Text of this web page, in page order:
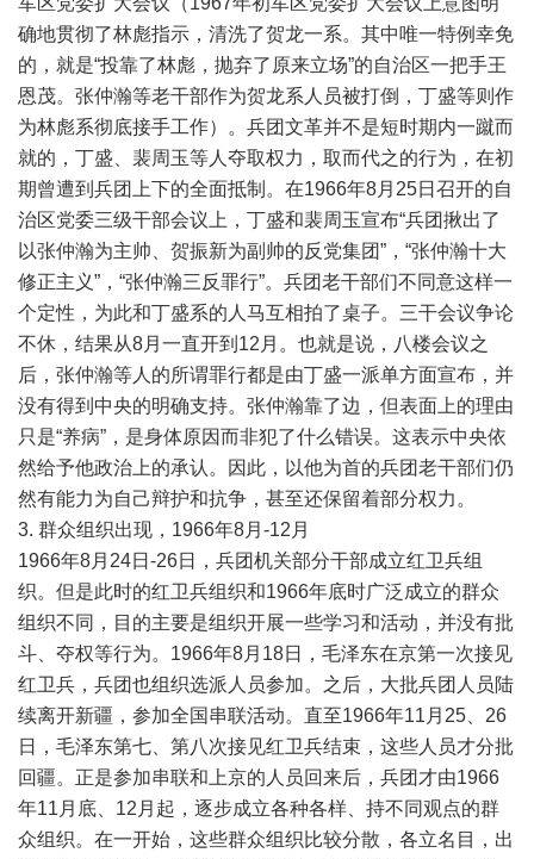
确地贯彻了林彪指示，清洗了贺龙一系。其中唯一特例幸免
的，就是“投靠了林彪，抛弃了原来立场”的自治区一把手王
恩茂。张仲瀚等老干部作为贺龙系人员被打倒，丁盛等则作
为林彪系彻底接手工作）。兵团文革并不是短时期内一蹴而
就的，丁盛、裴周玉等人夺取权力，取而代之的行为，在初
期曾遭到兵团上下的全面抵制。在1966年8月25日召开的自
治区党委三级干部会议上，丁盛和裴周玉宣布“兵团揪出了
以张仲瀚为主帅、贺振新为副帅的反党集团”，“张仲瀚十大
修正主义”，“张仲瀚三反罪行”。兵团老干部们不同意这样一
个定性，为此和丁盛系的人马互相拍了桌子。三干会议争论
不休，结果从8月一直开到12月。也就是说，八楼会议之
后，张仲瀚等人的所谓罪行都是由丁盛一派单方面宣布，并
没有得到中央的明确支持。张仲瀚靠了边，但表面上的理由
只是“养病”，是身体原因而非犯了什么错误。这表示中央依
然给予他政治上的承认。因此，以他为首的兵团老干部们仍
然有能力为自己辩护和抗争，甚至还保留着部分权力。
3. 群众组织出现，1966年8月-12月
1966年8月24日-26日，兵团机关部分干部成立红卫兵组
织。但是此时的红卫兵组织和1966年底时广泛成立的群众
组织不同，目的主要是组织开展一些学习和活动，并没有批
斗、夺权等行为。1966年8月18日，毛泽东在京第一次接见
红卫兵，兵团也组织选派人员参加。之后，大批兵团人员陆
续离开新疆，参加全国串联活动。直至1966年11月25、26
日，毛泽东第七、第八次接见红卫兵结束，这些人员才分批
回疆。正是参加串联和上京的人员回来后，兵团才由1966
年11月底、12月起，逐步成立各种各样、持不同观点的群
众组织。在一开始，这些群众组织比较分散，各立名目，出